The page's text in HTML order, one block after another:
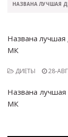
НАЗВАНА ЛУЧШАЯ
Названа
МК
ДИЕТЫ 28-
Названа
МК